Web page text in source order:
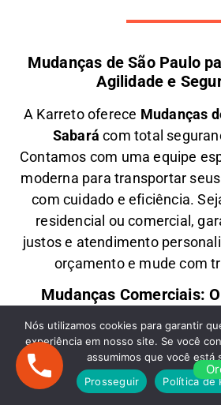
Mudanças de São Paulo
Agilidade e
A Karretooferece Mudanças
Sabará com total
Contamos com uma equipe
moderna para transportar
comcuidado e eficiência.
residencial ou comercial ,
justos e atendimento
orçamento e mude com
Mudanças Comerciais:
Precisa de umaMudança
Paulo para Sabará ? A
logística paraescritórios,
Nós utilizamos cookies para garantir
experiência em nosso site. Se você
assumimos que você está
Prosseguir
Política de